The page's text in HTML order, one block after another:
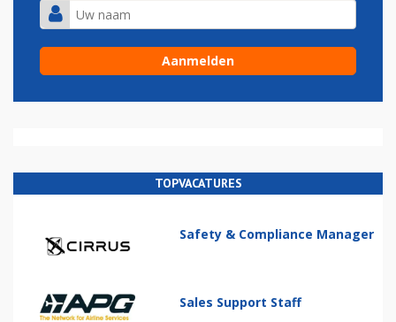
TOPVACATURES
Safety & Compliance Manager
Sales Support Staff